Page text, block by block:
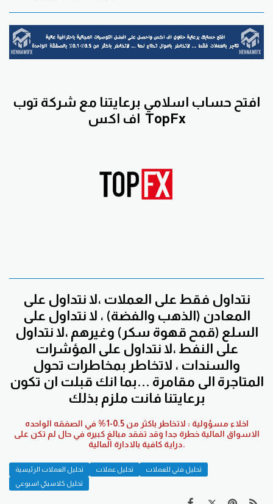
افتح حساب اسلامي برعايتنا مع شركة توب
اف اكس TopFx
نتداول فقط على العملات ،لا نتداول على
المعادن (الذهب والفضة) ، لا نتداول على
السلع (قمح قهوة سكر) وغيرهم ،لا نتداول
على النفط ،لا نتداول على المؤشرات
والسندات ، لاتخاطر بمخاطرات تحول
المتاجرة الى مقامرة ...بما انك قبلت ان تكون
برعايتنا فانت ملزم بذلك
اخلاء مسؤولية : لاتخاطر باكثر من 0.5-1% في الصفقه الواحده
الاسواق المالية خطرة جدا وقد تفقد مبالغ كبيره في حال لم تكن على
دراية كافية بالادارة المالية.
تحليل العملات الرئيسية تحليل عملات
تحليل فني للعملات
تحليل كلاسيكي اسبوعي